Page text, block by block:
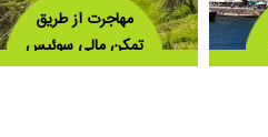
مهاجرت از طریق
تمکن مالی سوئیس